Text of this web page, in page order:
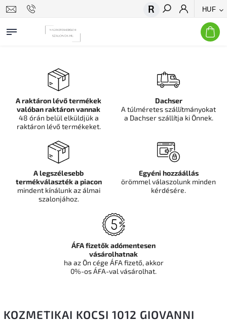
HUF
Keresés
KOZMETIKAI KOCSI 1012 GIOVANNI
A raktáron lévő termékek
valóban raktáron vannak
48 órán belül elküldjük a
raktáron lévő termékeket.
Dachser
A túlméretes szállítmányokat
a Dachser szállítja ki Önnek.
A legszélesebb
termékválaszték a piacon
mindent kínálunk az álmai
szalonjához.
Egyéni hozzáállás
örömmel válaszolunk minden
kérdésére.
ÁFA fizetők adómentesen
vásárolhatnak
ha az Ön cége ÁFA fizető, akkor
0%-os ÁFA-val vásárolhat.